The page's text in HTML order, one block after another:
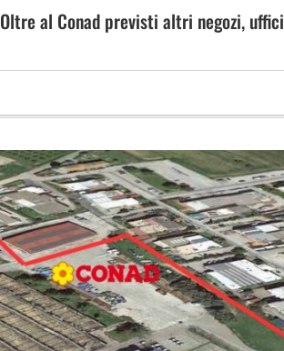
al Conad previsti altri negozi,